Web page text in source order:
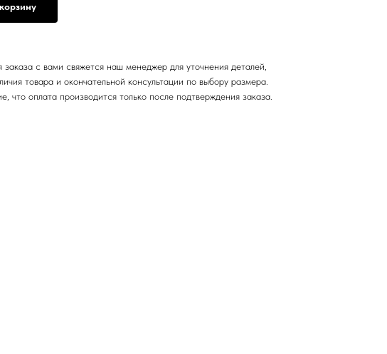
с вами свяжется наш менеджер для уточнения деталей,
товара и окончательной консультации по выбору размера.
что оплата производится только после подтверждения заказа.